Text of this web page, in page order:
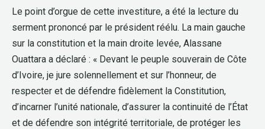
Le point d’orgue de cette investiture, a été la lecture du
serment prononcé par le président réélu. La main gauche
sur la constitution et la main droite levée, Alassane
Ouattara a déclaré : « Devant le peuple souverain de Côte
d’Ivoire, je jure solennellement et sur l’honneur, de
respecter et de défendre fidèlement la Constitution,
d’incarner l’unité nationale, d’assurer la continuité de l’État
et de défendre son intégrité territoriale, de protéger les